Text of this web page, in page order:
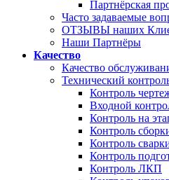
Партнёрская
Часто задаваемые
ОТЗЫВЫ наших
Наши Партнёры
Качество
Качество
Технический
Контроль
Входной
Контроль на
Контроль
Контроль
Контроль
Контроль ЛКП